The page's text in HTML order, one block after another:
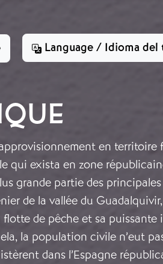
Language / Idioma
en
qui exista en zone
grande partie des
de la vallée du
flotte de pêche et sa puissante
la population civile n’eut
dans l’Espagne